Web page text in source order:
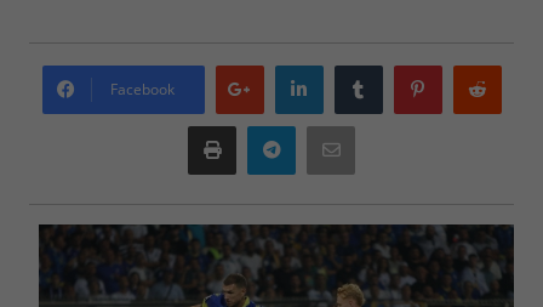
Facebook
Google
plus
LinkedIn Tumblr Pinterest
Print Telegram